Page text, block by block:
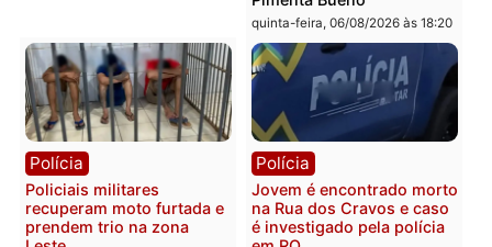
bairro Colina Park em RO
sexta-feira, 07/08/2026 às 09:30
Polícia Militar apreende
explosivos e
durante patrulhamento
fluvial no Rio Madeira em
Porto Velho
sexta-feira, 07/08/2026 às